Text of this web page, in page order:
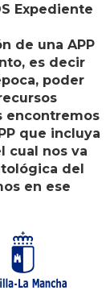
Expediente
de una APP
es decir
poder
encontremos
que incluya
cual nos va
del
en ese